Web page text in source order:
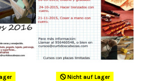
Nicht auf Lager